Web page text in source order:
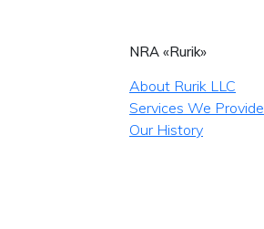
NRA «Rurik»
About Rurik LLC
Services We Provide
Our History